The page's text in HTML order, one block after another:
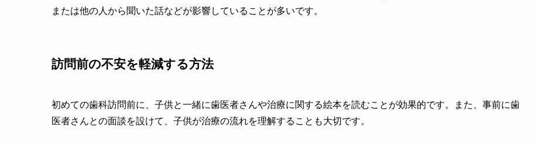
または他の人から聞いた話などが影響していることが多いです。
訪問前の不安を軽減する方法
初めての歯科訪問前に、子供と一緒に歯医者さんや治療に関する絵本を読むことが効果的です。また、事前に歯
医者さんとの面談を設けて、子供が治療の流れを理解することも大切です。